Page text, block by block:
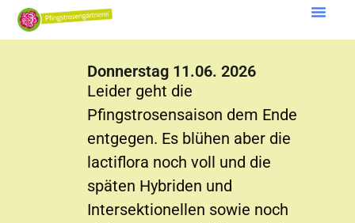
Donnerstag 11.06. 2026
Leider geht die
Pfingstrosensaison dem Ende
entgegen. Es blühen aber die
lactiflora noch voll und die
späten Hybriden und
Intersektionellen sowie noch